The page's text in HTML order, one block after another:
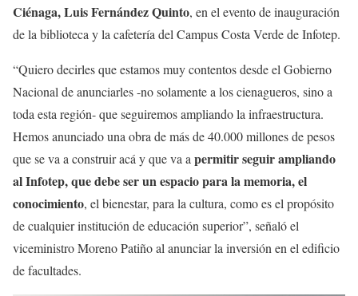
Ciénaga, Luis Fernández Quinto, en el evento de inauguración
de la biblioteca y la cafetería del Campus Costa Verde de Infotep.
“Quiero decirles que estamos muy contentos desde el Gobierno
Nacional de anunciarles -no solamente a los cienagueros, sino a
toda esta región- que seguiremos ampliando la infraestructura.
Hemos anunciado una obra de más de 40.000 millones de pesos
que se va a construir acá y que va apermitir seguir ampliando
al Infotep, que debe ser un espacio para la memoria, el
conocimiento, el bienestar, para la cultura, como es el propósito
de cualquier institución de educación superior”, señaló el
viceministro Moreno Patiño al anunciar la inversión en el edificio
de facultades.